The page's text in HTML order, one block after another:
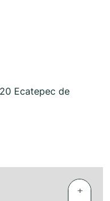
Ecatepec de
+